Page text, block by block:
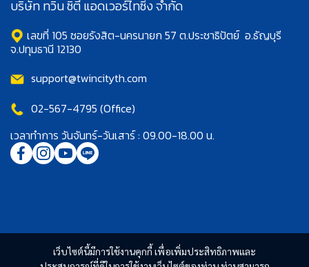
เว็บไซต์นี้มีการใช้งานคุกกี้ เพื่อเพิ่มประสิทธิภาพและ
บริษัท ทวิน ซิตี้ แอดเวอร์ไทซิ่ง จำกัด
เลขที่ 105 ซอยรังสิต-นครนายก 57 ต.ประชาธิปัตย์ อ.ธัญบุรี
จ.ปทุมธานี 12130
support@twincityth.com
02-567-4795 (Office)
เวลาทำการ วันจันทร์-วันเสาร์ : 09.00-18.00 น.